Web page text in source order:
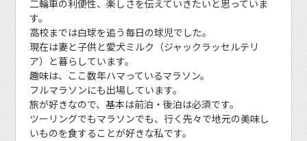
二輪車の利便性、楽しさを伝えていきたいと思っていま
す。
高校までは白球を追う毎日の球児でした。
現在は妻と子供と愛犬ミルク（ジャックラッセルテリ
ア）と暮らしています。
趣味は、ここ数年ハマっているマラソン。
フルマラソンにも出場しています。
旅が好きなので、基本は前泊・後泊は必須です。
ツーリングでもマラソンでも、行く先々で地元の美味し
いものを食することが好きな私です。